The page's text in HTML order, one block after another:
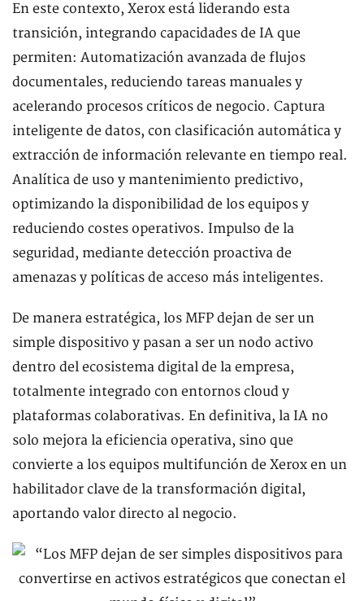
En este contexto, Xerox está liderando esta
transición, integrando capacidades de IA que
permiten: Automatización avanzada de flujos
documentales, reduciendo tareas manuales y
acelerando procesos críticos de negocio. Captura
inteligente de datos, con clasificación automática y
extracción de información relevante en tiempo real.
Analítica de uso y mantenimiento predictivo,
optimizando la disponibilidad de los equipos y
reduciendo costes operativos. Impulso de la
seguridad, mediante detección proactiva de
amenazas y políticas de acceso más inteligentes.
De manera estratégica, los MFP dejan de ser un
simple dispositivo y pasan a ser un nodo activo
dentro del ecosistema digital de la empresa,
totalmente integrado con entornos cloud y
plataformas colaborativas. En definitiva, la IA no
solo mejora la eficiencia operativa, sino que
convierte a los equipos multifunción de Xerox en un
habilitador clave de la transformación digital,
aportando valor directo al negocio.